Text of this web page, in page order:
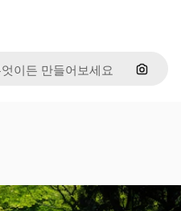
이미지